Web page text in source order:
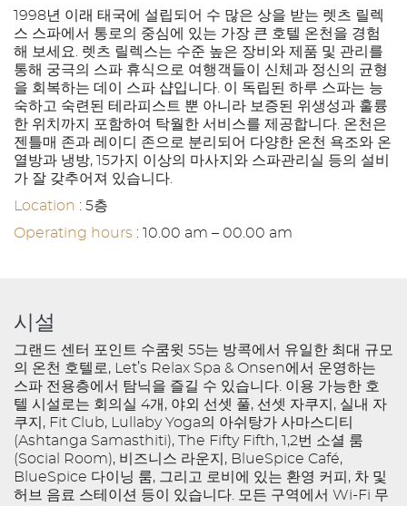
1998년 이래 태국에 설립되어 수 많은 상을 받는 렛츠 릴렉
스 스파에서 통로의 중심에 있는 가장 큰 호텔 온천을 경험
해 보세요. 렛츠 릴렉스는 수준 높은 장비와 제품 및 관리를
통해 궁극의 스파 휴식으로 여행객들이 신체과 정신의 균형
을 회복하는 데이 스파 샵입니다. 이 독립된 하루 스파는 능
숙하고 숙련된 테라피스트 뿐 아니라 보증된 위생성과 훌륭
한 위치까지 포함하여 탁월한 서비스를 제공합니다. 온천은
젠틀매 존과 레이디 존으로 분리되어 다양한 온천 욕조와 온
열방과 냉방, 15가지 이상의 마사지와 스파관리실 등의 설비
가 잘 갖추어져 있습니다.
Location : 5층
Operating hours : 10.00 am – 00.00 am
시설
그랜드 센터 포인트 수쿰윗 55는 방콕에서 유일한 최대 규모
의 온천 호텔로, Let’s Relax Spa & Onsen에서 운영하는
스파 전용층에서 탐닉을 즐길 수 있습니다. 이용 가능한 호
텔 시설로는 회의실 4개, 야외 선셋 풀, 선셋 자쿠지, 실내 자
쿠지, Fit Club, Lullaby Yoga의 아쉬탕가 사마스디티
(Ashtanga Samasthiti), The Fifty Fifth, 1,2번 소셜 룸
(Social Room), 비즈니스 라운지, BlueSpice Café,
BlueSpice 다이닝 룸, 그리고 로비에 있는 환영 커피, 차 및
허브 음료 스테이션 등이 있습니다. 모든 구역에서 Wi-Fi 무